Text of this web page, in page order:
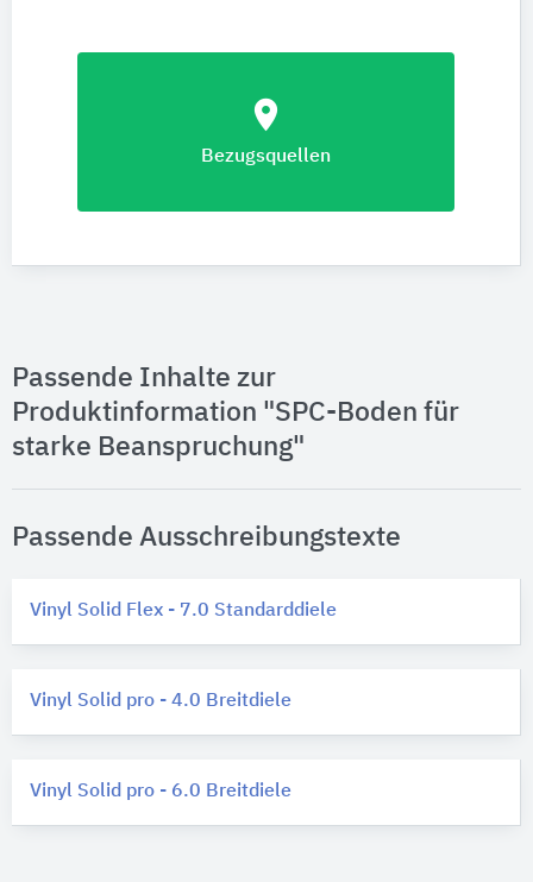
location_on
Bezugsquellen
Passende Inhalte zur
Produktinformation "SPC-Boden für
starke Beanspruchung"
Passende Ausschreibungstexte
Vinyl Solid Flex - 7.0 Standarddiele
Vinyl Solid pro - 4.0 Breitdiele
Vinyl Solid pro - 6.0 Breitdiele